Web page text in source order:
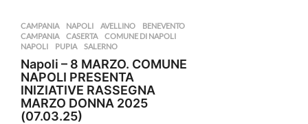
CAMPANIA ,NAPOLI AVELLINO ,BENEVENTO
CAMPANIA
,CASERTA ,COMUNE DI NAPOLI
NAPOLI
,PUPIA ,SALERNO
Napoli – 8 MARZO. COMUNE
NAPOLI PRESENTA
INIZIATIVE RASSEGNA
MARZO DONNA 2025
(07.03.25)